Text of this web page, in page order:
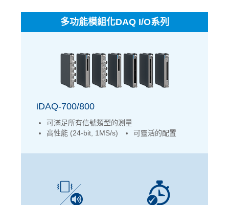
多功能模組化DAQ I/O系列
iDAQ-700/800
可滿足所有信號類型的測量
高性能 (24-bit, 1MS/s)
可靈活的配置